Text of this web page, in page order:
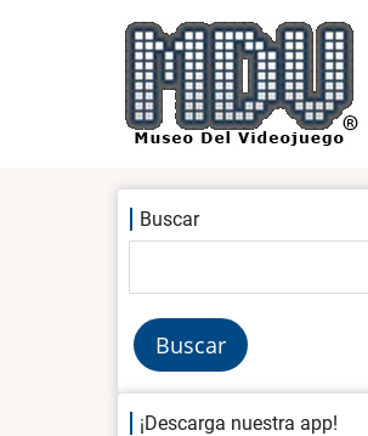
Buscar
¡Descarga nuestra app!